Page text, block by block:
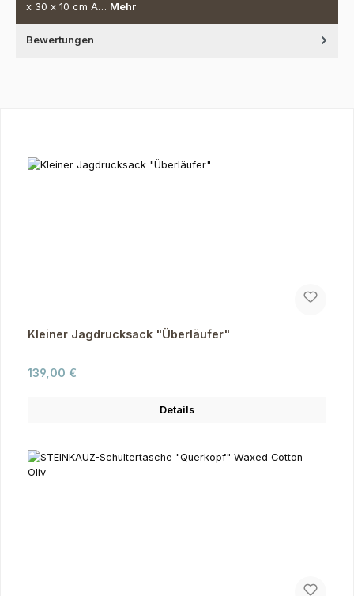
x 30 x 10 cm A… Mehr
Bewertungen
Kleiner Jagdrucksack "Überläufer"
Regulärer Preis:
139,00 €
Details